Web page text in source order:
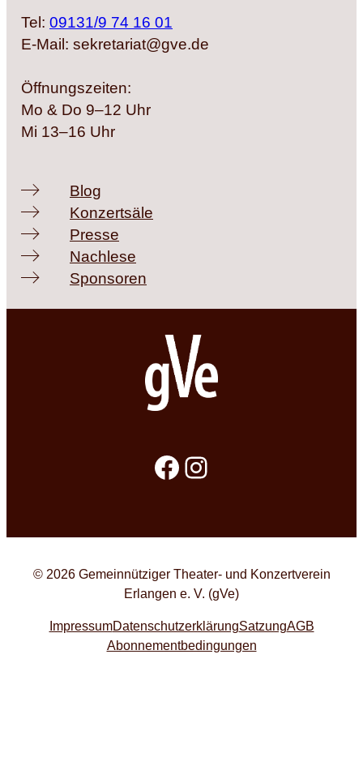
Tel: 09131/9 74 16 01
E-Mail: sekretariat@gve.de
Öffnungszeiten:
Mo & Do 9–12 Uhr
Mi 13–16 Uhr
Blog
Konzertsäle
Presse
Nachlese
Sponsoren
Facebook
Instagram
© 2026 Gemeinnütziger Theater- und Konzertverein
Erlangen e. V. (gVe)
ImpressumDatenschutzerklärungSatzungAGB
Abonnementbedingungen